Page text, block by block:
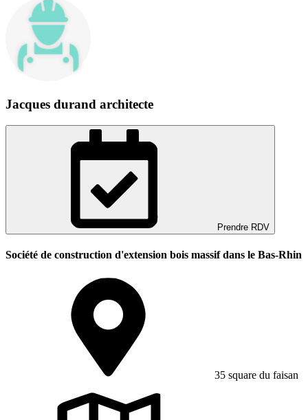
Jacques durand architecte
Prendre RDV
Société de construction d'extension bois massif dans le Bas-Rhin
35 square du faisan